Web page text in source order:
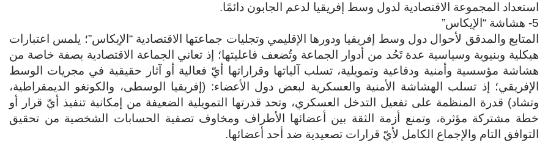
استعداد المجموعة الاقتصادية لدول وسط إفريقيا لدعم الجابون دائمًا.
5- هشاشة “الإيكاس”
المتابع والمدقق لأحوال دول وسط إفريقيا ودورها الإقليمي وتجليات جماعتها الاقتصادية “الإيكاس”؛ يلمس اعتبارات
هيكلية وبنيوية وسياسية عدة تَحُد من أدوار الجماعة وتُضعف فاعليتها؛ إذ تعاني الجماعة الاقتصادية بصفة خاصة من
هشاشة مؤسسية وأمنية ودفاعية وتمويلية، تسلب آلياتها وقراراتها أيّ فعالية أو آثار حقيقية في مجريات الوسط
الإفريقي؛ إذ تسلب الهشاشة الأمنية والعسكرية لبعض دول الأعضاء: (إفريقيا الوسطى، والكونغو الديمقراطية،
وتشاد) قدرة المنظمة على تفعيل التدخل العسكري، وتحد قدرتها التمويلية الضعيفة من إمكانية تنفيذ أيّ قرار أو
خطة مشتركة مؤثرة، وتمنع أزمة الثقة بين أعضائها الأطراف ومخاوف تصفية الحسابات الشخصية من تحقيق
التوافق التام والإجماع الكامل لأيّ قرارات تصعيدية ضد أحد أعضائها.